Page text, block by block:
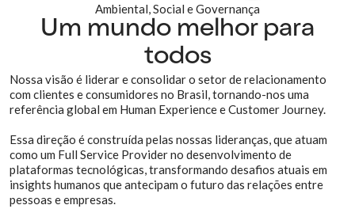
Ambiental, Social e Governança
Um mundo melhor para
todos
Nossa visão é liderar e consolidar o setor de relacionamento
com clientes e consumidores no Brasil, tornando-nos uma
referência global em Human Experience e Customer Journey.
Essa direção é construída pelas nossas lideranças, que atuam
como um Full Service Provider no desenvolvimento de
plataformas tecnológicas, transformando desafios atuais em
insights humanos que antecipam o futuro das relações entre
pessoas e empresas.